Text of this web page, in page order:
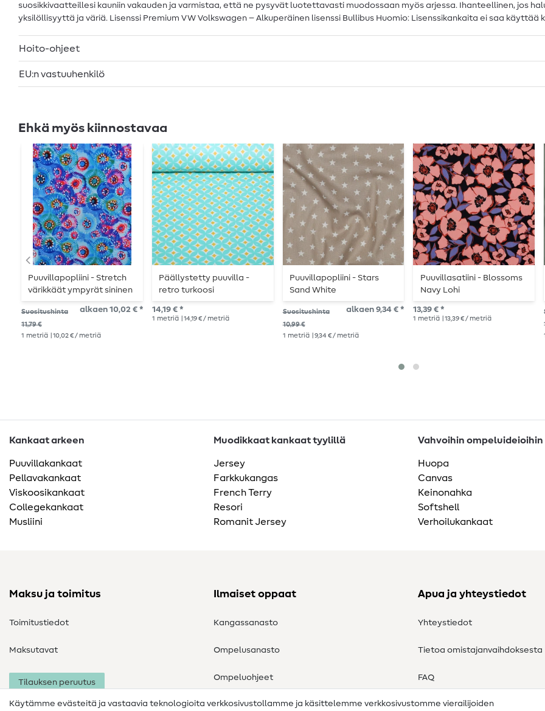
suosikkivaatteillesi kauniin vakauden ja varmistaa, että ne pysyvät luotettavasti muodossaan myös arjessa. Ihanteellinen, jos
yksilöllisyyttä ja väriä. Lisenssi Premium VW Volkswagen – Alkuperäinen lisenssi Bullibus Huomio: Lisenssikankaita ei saa käyttää
Hoito-ohjeet
EU:n vastuuhenkilö
Ehkä myös kiinnostavaa
Puuvillapopliini - Stretch
värikkäät ympyrät sininen
Suositushinta
11,79 €
alkaen 10,02 € *
1 metriä | 10,02 € / metriä
Päällystetty puuvilla -
retro turkoosi
14,19 € *
1 metriä | 14,19 € / metriä
Puuvillapopliini - Stars
Sand White
Suositushinta
10,99 €
alkaen 9,34 € *
1 metriä | 9,34 € / metriä
Puuvillasatiini - Blossoms
Navy Lohi
13,39 € *
1 metriä | 13,39 € / metriä
Kankaat arkeen
Puuvillakankaat
Pellavakankaat
Viskoosikankaat
Collegekankaat
Musliini
Muodikkaat kankaat tyylillä
Jersey
Farkkukangas
French Terry
Resori
Romanit Jersey
Vahvoihin ompeluideioihin
Huopa
Canvas
Keinonahka
Softshell
Verhoilukankaat
Maksu ja toimitus
Toimitustiedot
Maksutavat
Tilauksen peruutus
Ilmaiset oppaat
Kangassanasto
Ompelusanasto
Ompeluohjeet
Apua ja yhteystiedot
Yhteystiedot
Tietoa omistajanvaihdoksesta
FAQ
Peruutusoikeus
Käytämme evästeitä ja vastaavia teknologioita verkkosivustollamme ja käsittelemme verkkosivustomme vierailijoiden